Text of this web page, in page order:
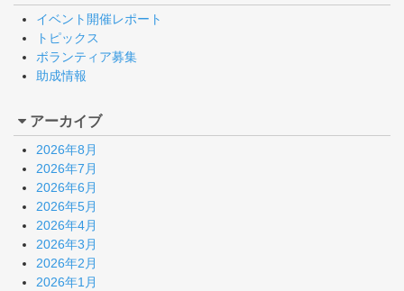
イベント開催レポート
トピックス
ボランティア募集
助成情報
アーカイブ
2026年8月
2026年7月
2026年6月
2026年5月
2026年4月
2026年3月
2026年2月
2026年1月